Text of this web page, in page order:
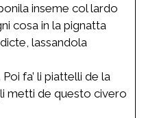
inseme col lardo
cosa in la pignatta
lassandola
fa’ li piattelli de la
metti de questo civero